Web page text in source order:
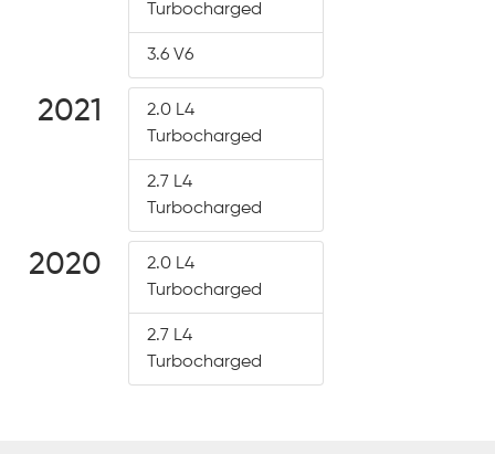
Turbocharged
3.6 V6
2021
2.0 L4
Turbocharged
2.7 L4
Turbocharged
2020
2.0 L4
Turbocharged
2.7 L4
Turbocharged